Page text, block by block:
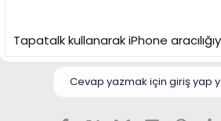
Tapatalk kullanarak iPhone
Cevap yazmak için giriş yap